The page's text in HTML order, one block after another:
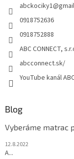
abckociky1@
0918752636
0918752888
ABC CONNECT,
abcconnect.sk/
YouTube kanál
Blog
Vyberáme matrac
12.8.2022
A...